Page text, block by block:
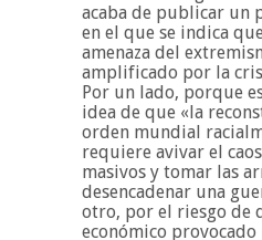
acaba de publicar un
en el que se indica
amenaza del
amplificado por la
Por un lado, porque
idea de que «la
orden mundial
requiere avivar el
masivos y tomar las
desencadenar una
otro, por el riesgo de
económico